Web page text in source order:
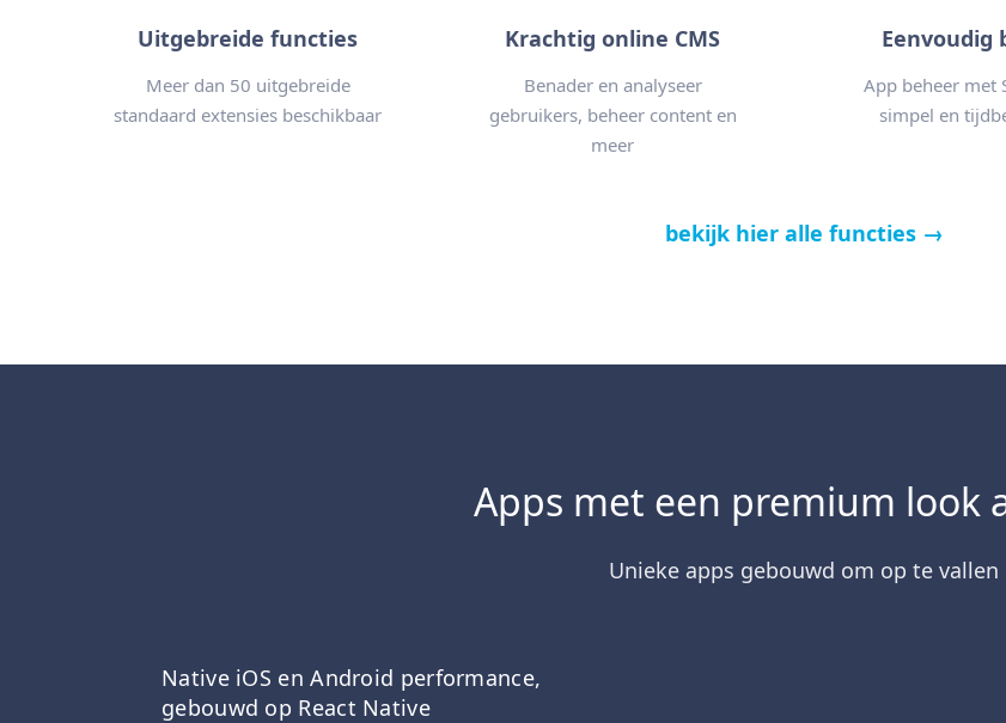
Uitgebreide functies
Meer dan 50 uitgebreide
standaard extensies beschikbaar
Krachtig online CMS
Benader en analyseer
gebruikers, beheer content en
meer
Eenvoudig
App beheer met
simpel en
bekijk hier alle functies →
Apps met een premium look
Unieke apps gebouwd om op te vallen
Native iOS en Android performance,
gebouwd op React Native